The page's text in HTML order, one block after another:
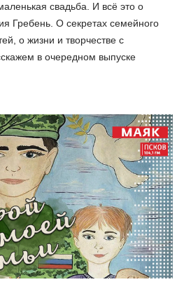
свадьба. И всё это о
Гребень. О секретах семейного
о жизни и творчестве с
в очередном выпуске